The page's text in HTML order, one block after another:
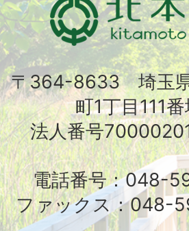
〒364-8633 埼玉
町1丁目111
法人番号
電話番号：048-
ファックス：048-